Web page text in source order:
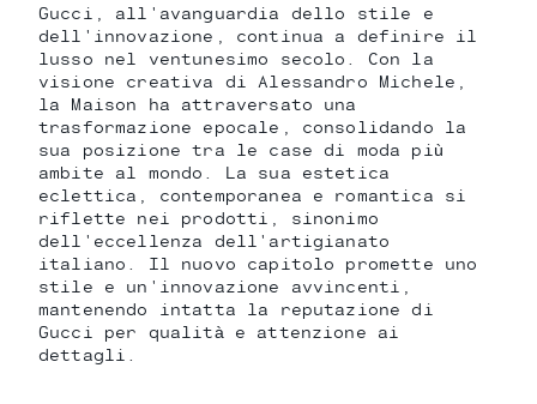
Gucci, all'avanguardia dello stile e
dell'innovazione, continua a definire il
lusso nel ventunesimo secolo. Con la
visione creativa di Alessandro Michele,
la Maison ha attraversato una
trasformazione epocale, consolidando la
sua posizione tra le case di moda più
ambite al mondo. La sua estetica
eclettica, contemporanea e romantica si
riflette nei prodotti, sinonimo
dell'eccellenza dell'artigianato
italiano. Il nuovo capitolo promette uno
stile e un'innovazione avvincenti,
mantenendo intatta la reputazione di
Gucci per qualità e attenzione ai
dettagli.